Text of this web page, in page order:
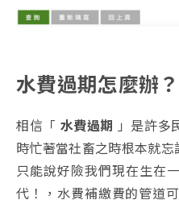
水費過期怎麼辦？
相信「 水費過期 」是許多
時忙著當社畜之時根本就忘
只能說好險我們現在生在
代！，水費補繳費的管道